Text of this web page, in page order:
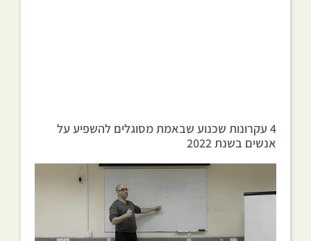
4 עקרונות שכנוע שבאמת מסוגלים להשפיע על
אנשים בשנת 2022